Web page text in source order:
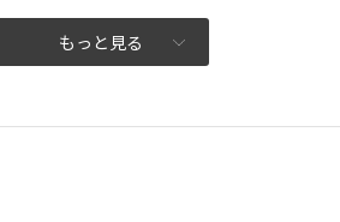
もっと見る